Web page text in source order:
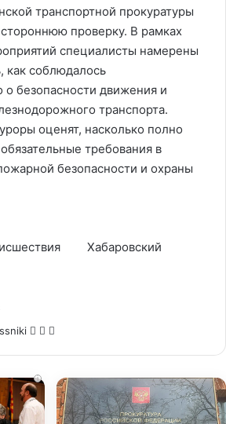
транспортной прокуратуры
проверку. В рамках
специалисты намерены
как соблюдалось
о безопасности движения и
транспорта.
оценят, насколько полно
требования в
безопасности и охраны
Хабаровский
WhatsApp
Telegram
i